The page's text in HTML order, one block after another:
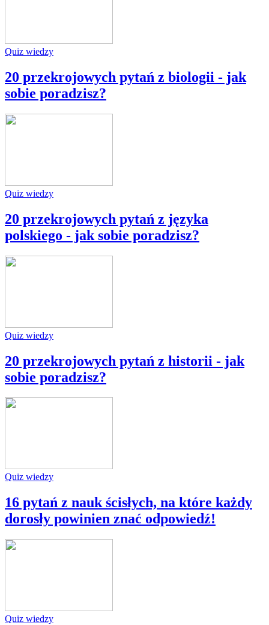
Quiz wiedzy
20 przekrojowych pytań z biologii - jak
sobie poradzisz?
Quiz wiedzy
20 przekrojowych pytań z języka
polskiego - jak sobie poradzisz?
Quiz wiedzy
20 przekrojowych pytań z historii - jak
sobie poradzisz?
Quiz wiedzy
16 pytań z nauk ścisłych, na które każdy
dorosły powinien znać odpowiedź!
Quiz wiedzy